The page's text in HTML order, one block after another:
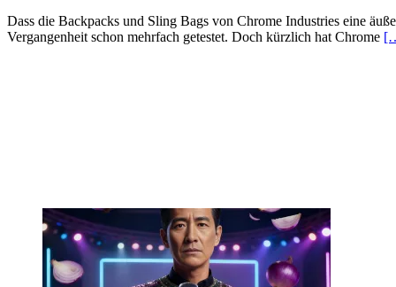
Dass die Backpacks und Sling Bags von Chrome Industries eine
Vergangenheit schon mehrfach getestet. Doch kürzlich hat Chrome